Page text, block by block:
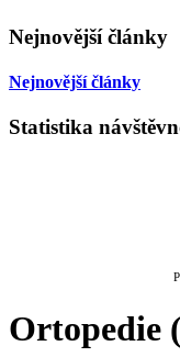
Nejnovější články
Nejnovější články
Statistika
Ortopedie